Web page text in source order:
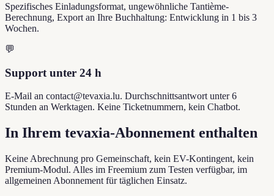
Spezifisches Einladungsformat, ungewöhnliche Tantième-
Berechnung, Export an Ihre Buchhaltung: Entwicklung in 1 bis 3
Wochen.
💬
Support unter 24 h
E-Mail an contact@tevaxia.lu. Durchschnittsantwort unter 6
Stunden an Werktagen. Keine Ticketnummern, kein Chatbot.
In Ihrem tevaxia-Abonnement enthalten
Keine Abrechnung pro Gemeinschaft, kein EV-Kontingent, kein
Premium-Modul. Alles im Freemium zum Testen verfügbar, im
allgemeinen Abonnement für täglichen Einsatz.